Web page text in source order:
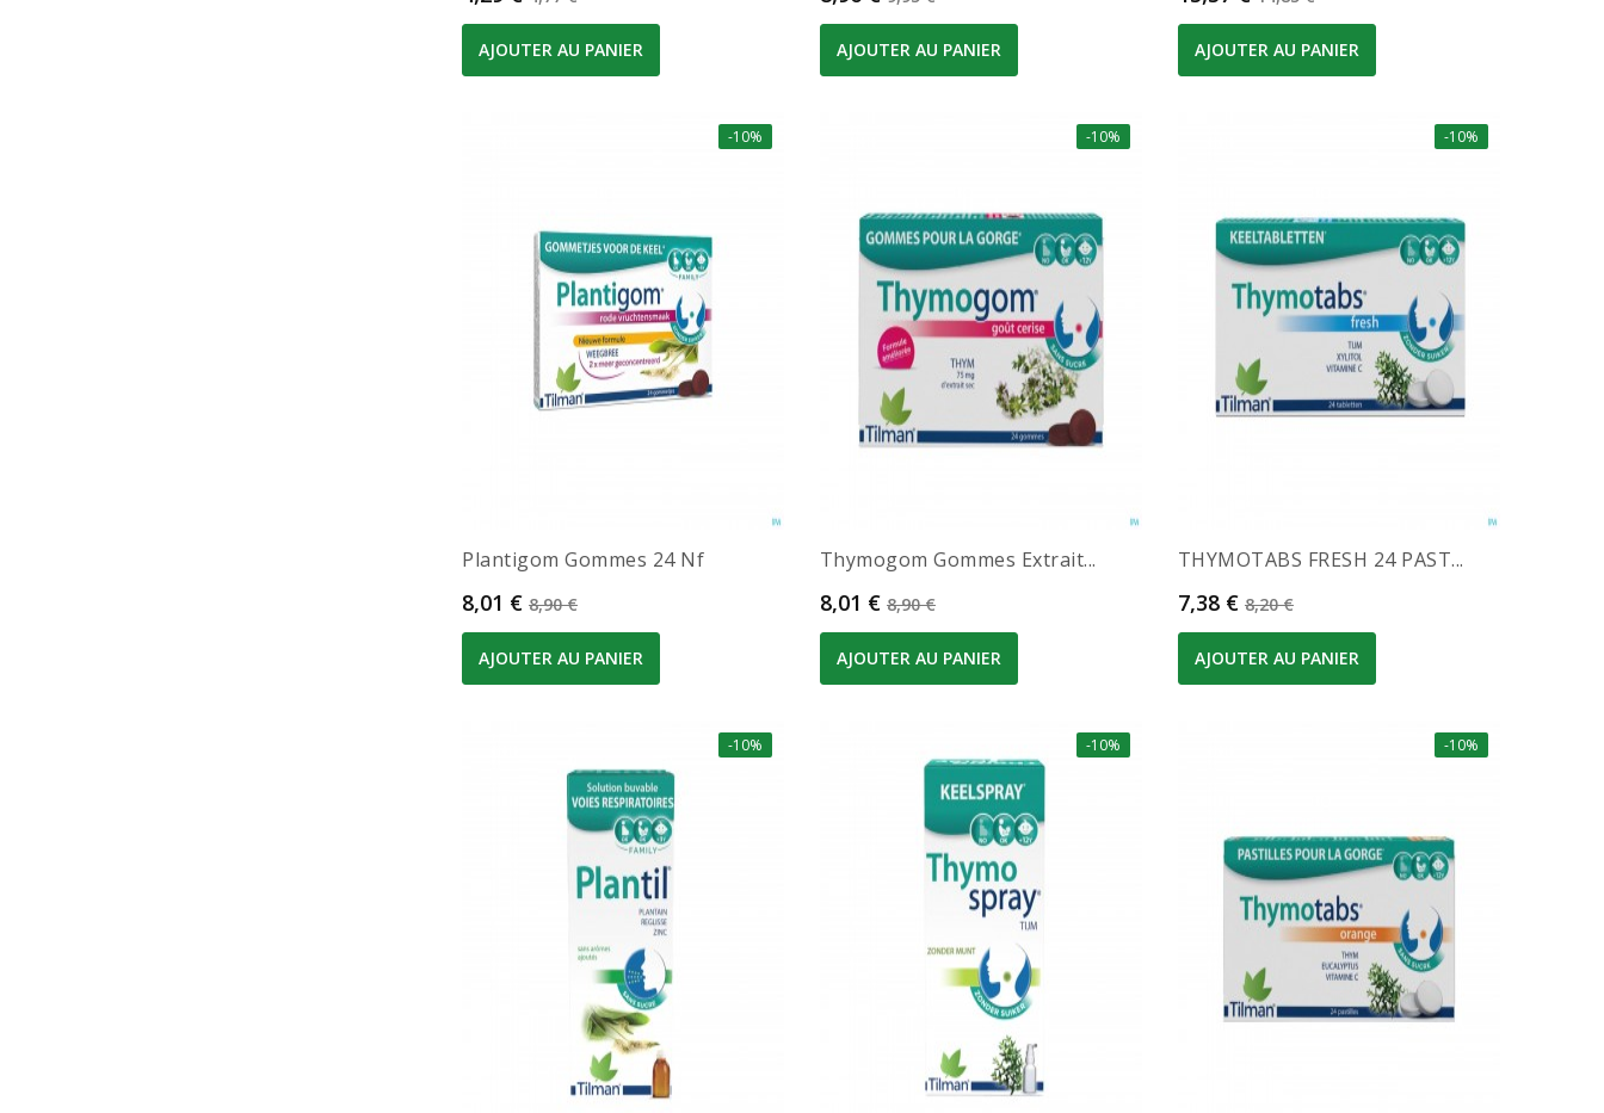
AJOUTER AU PANIER AJOUTER AU PANIER AJOUTER AU PANIER
-10%
Plantigom Gommes 24 Nf
Prix
8,01 € Prix de base
8,90 €
AJOUTER AU PANIER
-10%
Thymogom Gommes Extrait...
Prix
8,01 € Prix de base
8,90 €
AJOUTER AU PANIER
-10%
THYMOTABS FRESH 24 PAST...
Prix
7,38 € Prix de base
8,20 €
AJOUTER AU PANIER
-10% -10% -10%